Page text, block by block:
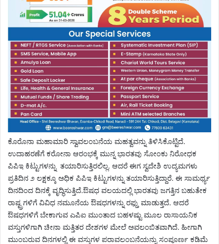
ಕೊರೊನಾ ಮಹಾಮಾರಿ ಸ್ವಾವಲಂಬನೆಯ ಮಹತ್ವವನ್ನು ತಿಳಿಸಿಕೊಟ್ಟಿದೆ.
ಉದಾಹರಣೆಗೆ ಕರೋನಾ ಆರಂಭಕ್ಕೆ ಮುನ್ನ ಭಾರತವು ಸೋಂಕು ನಿರೋಧಕ
ಪಿಪಿಇ ಕಿಟ್ಟುಗಳನ್ನು ತಯಾರಿಸುತ್ತಿರಲಿಲ್ಲ. ಆದರೆ ಈಗ ಸ್ವದೇಶಿ ಉದ್ಯಮಗಳು
ಪ್ರತಿದಿನ ೨ ಲಕ್ಷಕ್ಕೂ ಅಧಿಕ ಪಿಪಿಇ ಕಿಟ್ಟುಗಳನ್ನು ತಯಾರಿಸುತ್ತಿದ್ದಾರೆ. ಈ ಸಾಮರ್ಥ್ಯ
ದಿನದಿಂದ ದಿನಕ್ಕೆ ವೃದ್ಧಿಸುತ್ತಿದೆ.ಔಷಧ ವಲಯದಲ್ಲಿ ಭಾರತವು ಜಗತ್ತಿನ ಬಹುತೇಕ
ರಾಷ್ಟ್ರಗಳಿಗೆ ವಿವಿಧ ನಮೂನೆಯ ಔಷಧಗಳನ್ನು ರಫ್ತು ಮಾಡುತ್ತದೆ. ಆದರೆ
ಔಷಧಗಳಿಗೆ ಬೇಕಾಗುವ ಎಪಿಐ ಮುಂತಾದ ಬಹಳಷ್ಟು ಮೂಲ ರಾಸಾಯನಿಕ
ವಸ್ತುಗಳಿಗಾಗಿ ಚೀನಾ ಮತ್ತಿತರ ದೇಶಗಳ ಮೇಲೆ ಅವಲಂಬಿತವಾಗಿದೆ. ಹೀಗಾಗಿ
ಮುಂಬರುವ ದಿನಗಳಲ್ಲಿ ಈ ವಸ್ತುಗಳ ಪರಾವಲಂಬನೆಯನ್ನು ಸಂಪೂರ್ಣ ಕಡಿಮೆ